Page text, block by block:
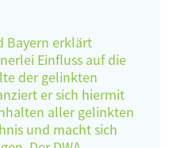
Bayern erklärt
Einfluss auf die
der gelinkten
er sich hiermit
aller gelinkten
und macht sich